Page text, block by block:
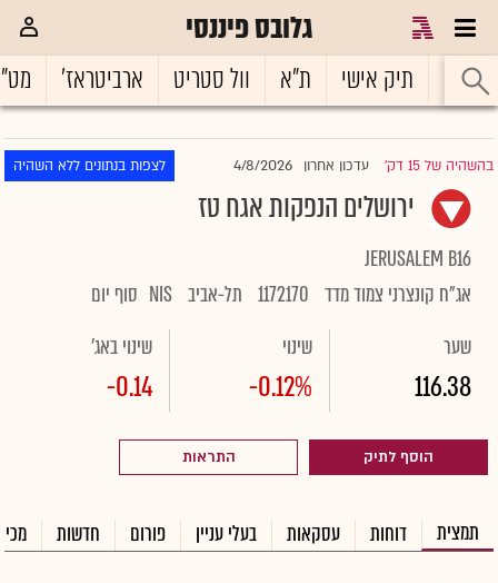
גלובס פיננסי
ראשי תיק אישי ת"א וול סטריט ארביטראז'
בהשהיה של 15 דק' |עדכון אחרון 4/8/2026 לצפות בנתונים ללא השהיה
ירושלים הנפקות אגח טז
JERUSALEM B16
אג"ח קונצרני צמוד מדד 1172170 תל-אביב NIS סוף יום
שער
116.38
שינוי
-0.12%
שינוי באג'
-0.14
הוסף לתיק התראות
תמצית דוחות עסקאות בעלי עניין פורום חדשות